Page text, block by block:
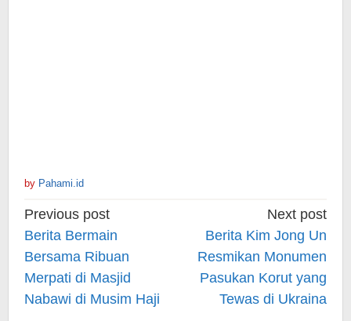
by Pahami.id
Post
navigation
Previous post
Berita Bermain
Bersama Ribuan
Merpati di Masjid
Nabawi di Musim Haji
Next post
Berita Kim Jong Un
Resmikan Monumen
Pasukan Korut yang
Tewas di Ukraina